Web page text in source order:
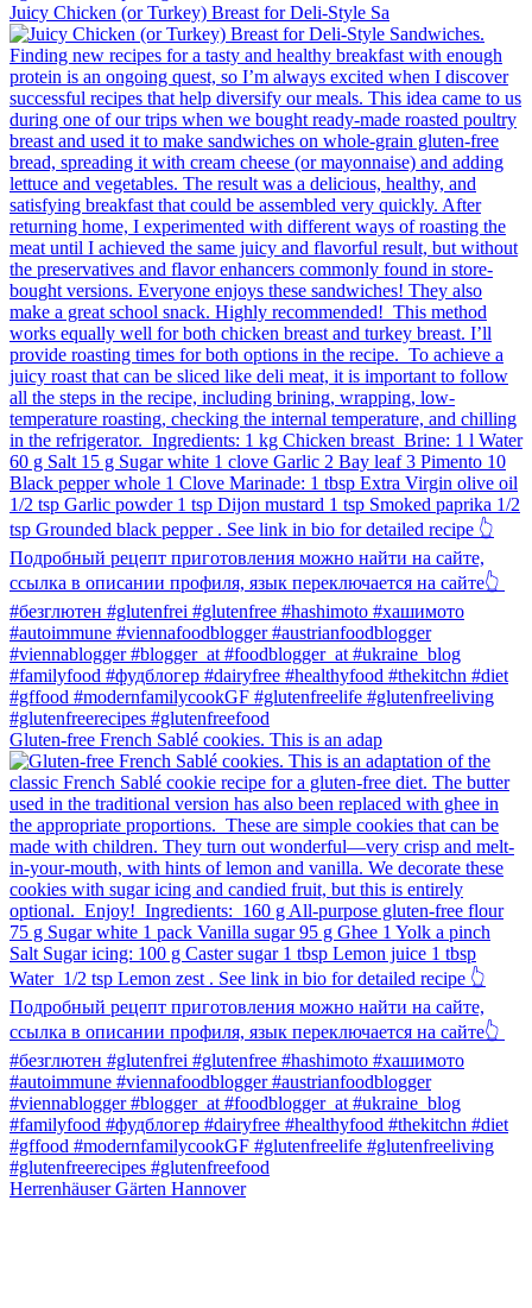
Juicy Chicken (or Turkey) Breast for Deli-Style Sa
Gluten-free French Sablé cookies.⁠ This is an adap
Herrenhäuser Gärten Hannover